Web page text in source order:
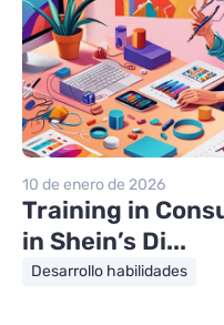
10 de enero de 2026
Training in
in Shein’s Di...
Desarrollo habilidades